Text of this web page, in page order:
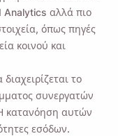
Analytics αλλά πιο
όπως πηγές
κοινού και
το
συνεργατών
κατανόηση αυτών
εσόδων.